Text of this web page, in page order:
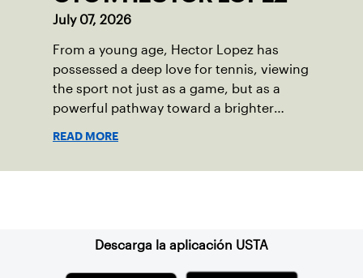
July 07, 2026
From a young age, Hector Lopez has
possessed a deep love for tennis, viewing
the sport not just as a game, but as a
powerful pathway toward a brighter
READ MORE
Descarga la aplicación USTA